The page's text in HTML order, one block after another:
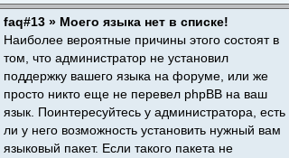
faq#13 » Моего языка нет в списке!
Наиболее вероятные причины этого состоят в
том, что администратор не установил
поддержку вашего языка на форуме, или же
просто никто еще не перевел phpBB на ваш
язык. Поинтересуйтесь у администратора, есть
ли у него возможность установить нужный вам
языковый пакет. Если такого пакета не